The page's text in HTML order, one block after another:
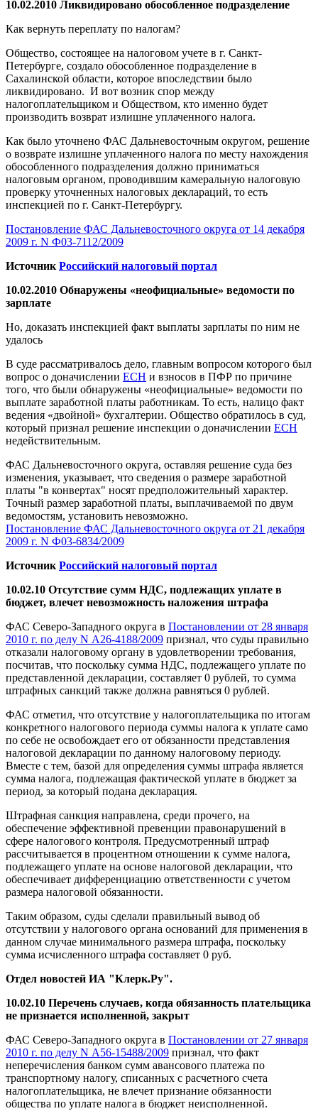
10.02.2010 Ликвидировано обособленное подразделение
Как вернуть переплату по налогам?
Общество, состоящее на налоговом учете в г. Санкт-
Петербурге, создало обособленное подразделение в
Сахалинской области, которое впоследствии было
ликвидировано. И вот возник спор между
налогоплательщиком и Обществом, кто именно будет
производить возврат излишне уплаченного налога.
Как было уточнено ФАС Дальневосточным округом, решение
о возврате излишне уплаченного налога по месту нахождения
обособленного подразделения должно приниматься
налоговым органом, проводившим камеральную налоговую
проверку уточненных налоговых деклараций, то есть
инспекцией по г. Санкт-Петербургу.
Постановление ФАС Дальневосточного округа от 14 декабря
2009 г. N Ф03-7112/2009
Источник Российский налоговый портал
10.02.2010 Обнаружены «неофициальные» ведомости по
зарплате
Но, доказать инспекцией факт выплаты зарплаты по ним не
удалось
В суде рассматривалось дело, главным вопросом которого был
вопрос о доначислении ЕСН и взносов в ПФР по причине
того, что были обнаружены «неофициальные» ведомости по
выплате заработной платы работникам. То есть, налицо факт
ведения «двойной» бухгалтерии. Общество обратилось в суд,
который признал решение инспекции о доначислении ЕСН
недействительным.
ФАС Дальневосточного округа, оставляя решение суда без
изменения, указывает, что сведения о размере заработной
платы "в конвертах" носят предположительный характер.
Точный размер заработной платы, выплачиваемой по двум
ведомостям, установить невозможно.
Постановление ФАС Дальневосточного округа от 21 декабря
2009 г. N Ф03-6834/2009
Источник Российский налоговый портал
10.02.10 Отсутствие сумм НДС, подлежащих уплате в
бюджет, влечет невозможность наложения штрафа
ФАС Северо-Западного округа в Постановлении от 28 января
2010 г. по делу N А26-4188/2009 признал, что суды правильно
отказали налоговому органу в удовлетворении требования,
посчитав, что поскольку сумма НДС, подлежащего уплате по
представленной декларации, составляет 0 рублей, то сумма
штрафных санкций также должна равняться 0 рублей.
ФАС отметил, что отсутствие у налогоплательщика по итогам
конкретного налогового периода суммы налога к уплате само
по себе не освобождает его от обязанности представления
налоговой декларации по данному налоговому периоду.
Вместе с тем, базой для определения суммы штрафа является
сумма налога, подлежащая фактической уплате в бюджет за
период, за который подана декларация.
Штрафная санкция направлена, среди прочего, на
обеспечение эффективной превенции правонарушений в
сфере налогового контроля. Предусмотренный штраф
рассчитывается в процентном отношении к сумме налога,
подлежащего уплате на основе налоговой декларации, что
обеспечивает дифференциацию ответственности с учетом
размера налоговой обязанности.
Таким образом, суды сделали правильный вывод об
отсутствии у налогового органа оснований для применения в
данном случае минимального размера штрафа, поскольку
сумма исчисленного штрафа составляет 0 руб.
Отдел новостей ИА "Клерк.Ру".
10.02.10 Перечень случаев, когда обязанность плательщика
не признается исполненной, закрыт
ФАС Северо-Западного округа в Постановлении от 27 января
2010 г. по делу N А56-15488/2009 признал, что факт
неперечисления банком сумм авансового платежа по
транспортному налогу, списанных с расчетного счета
налогоплательщика, не влечет признание обязанности
общества по уплате налога в бюджет неисполненной.